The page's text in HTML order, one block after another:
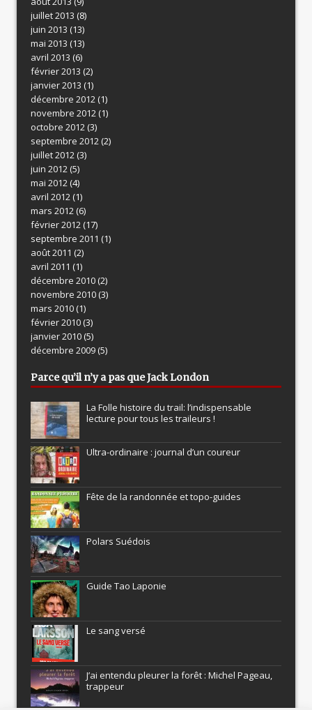
juillet 2013 (8)
juin 2013 (13)
mai 2013 (13)
avril 2013 (6)
février 2013 (2)
janvier 2013 (1)
décembre 2012(1)
novembre 2012(1)
octobre 2012(3)
septembre 2012(2)
juillet 2012(3)
juin 2012(5)
mai 2012(4)
avril 2012(1)
mars 2012(6)
février 2012(17)
septembre 2011 (1)
août 2011 (2)
avril 2011 (1)
décembre 2010(2)
novembre 2010(3)
mars 2010(1)
février 2010(3)
janvier 2010(5)
décembre 2009(5)
Parce qu’il n’y a pas que Jack London
La Folle histoire du trail: l’indispensable
lecture pour tous les traileurs !
Ultra-ordinaire : journal d’un coureur
Fête de la randonnée et topo-guides
Polars Suédois
Guide Tao Laponie
Le sang versé
J’ai entendu pleurer la forêt : Michel Pageau,
trappeur